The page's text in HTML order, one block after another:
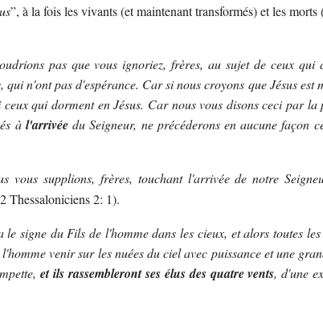
”, à la fois les vivants (et maintenant transformés) et les morts
pas que vous ignoriez, frères, au sujet de ceux qui
qui n'ont pas d'espérance. Car si nous croyons que Jésus est
qui dorment en Jésus. Car nous vous disons ceci par la
à l'arrivéedu Seigneur, ne précéderons en aucune façon
vous supplions, frères, touchant l'arrivée de notre
Thessaloniciens 2: 1).
signe du Fils de l'homme dans les cieux, et alors toutes
venir sur les nuées du ciel avec puissance et une
et ils rassembleront ses élus des quatre vents, d'une